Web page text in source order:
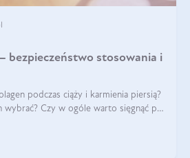
bezpieczeństwo stosowania i
podczas ciąży i karmienia piersią?
wybrać? Czy w ogóle warto sięgnąć po